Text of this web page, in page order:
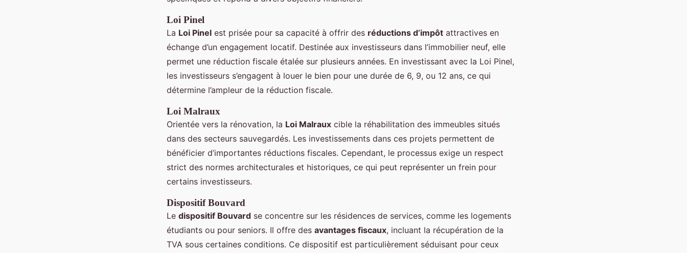
Loi Pinel
La Loi Pinel est prisée pour sa capacité à offrir des réductions d’impôt attractives en
échange d’un engagement locatif. Destinée aux investisseurs dans l’immobilier neuf, elle
permet une réduction fiscale étalée sur plusieurs années. En investissant avec la Loi Pinel,
les investisseurs s’engagent à louer le bien pour une durée de 6, 9, ou 12 ans, ce qui
détermine l’ampleur de la réduction fiscale.
Loi Malraux
Orientée vers la rénovation, la Loi Malraux cible la réhabilitation des immeubles situés
dans des secteurs sauvegardés. Les investissements dans ces projets permettent de
bénéficier d’importantes réductions fiscales. Cependant, le processus exige un respect
strict des normes architecturales et historiques, ce qui peut représenter un frein pour
certains investisseurs.
Dispositif Bouvard
Le dispositif Bouvard se concentre sur les résidences de services, comme les logements
étudiants ou pour seniors. Il offre des avantages fiscaux, incluant la récupération de la
TVA sous certaines conditions. Ce dispositif est particulièrement séduisant pour ceux